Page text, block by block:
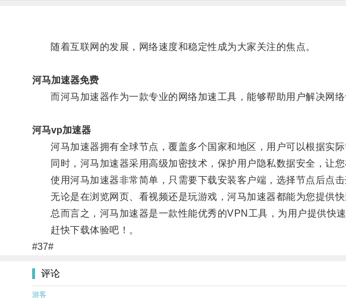
随着互联网的发展，网络速度和稳定性成为大家关注的焦点。
河马加速器免费
而河马加速器作为一款专业的网络加速工具，能够帮助用户解决网络
河马vp加速器
河马加速器拥有全球节点，覆盖多个国家和地区，用户可以根据实际
同时，河马加速器采用高级加密技术，保护用户隐私数据安全，让您
使用河马加速器非常简单，只需要下载安装客户端，选择节点后点击
无论是在浏览网页、看视频还是玩游戏，河马加速器都能为您提供快
总而言之，河马加速器是一款性能优秀的VPN工具，为用户提供快速
赶快下载体验吧！。
#37#
评论
游客